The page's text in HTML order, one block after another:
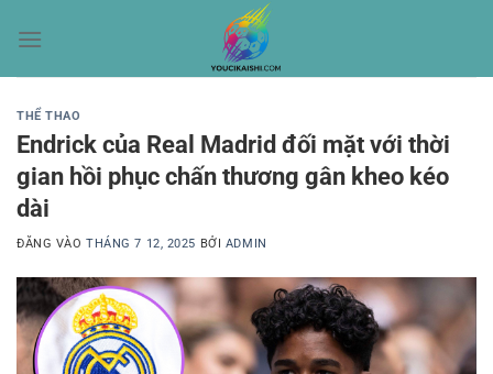
qua
THỂ THAO
Endrick của Real Madrid đối mặt với thời
gian hồi phục chấn thương gân kheo kéo
dài
ĐĂNG VÀOTHÁNG 7 12, 2025 BỞI ADMIN